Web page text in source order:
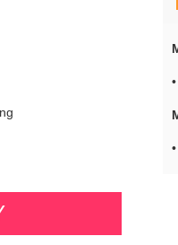
•